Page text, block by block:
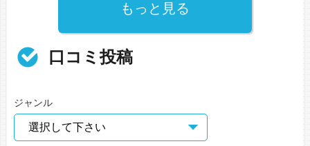
もっと見る
口コミ投稿
ジャンル